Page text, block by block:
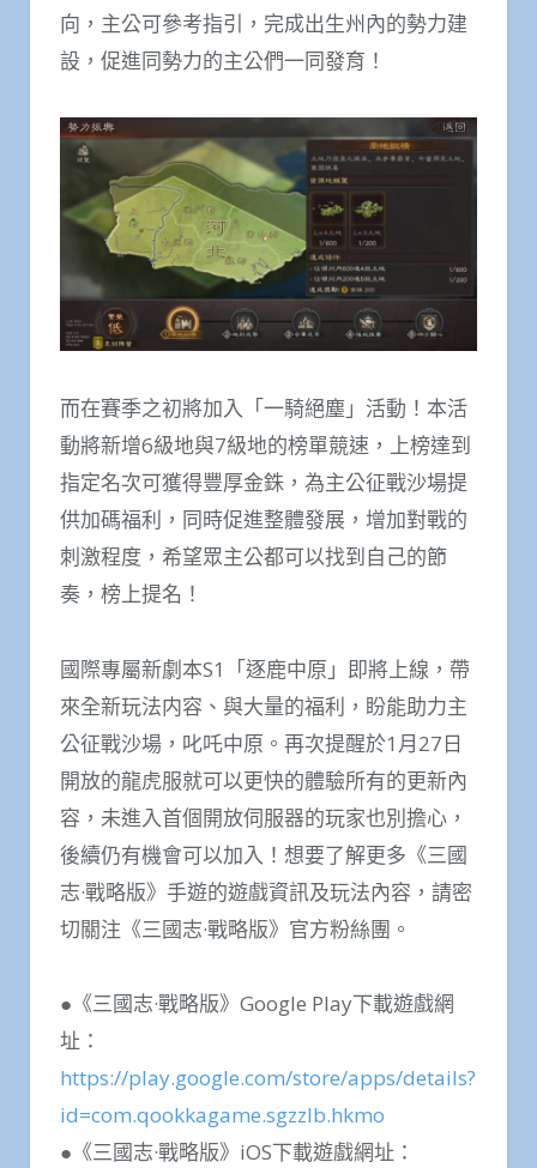
向，主公可參考指引，完成出生州內的勢力建
設，促進同勢力的主公們一同發育！
而在賽季之初將加入「一騎絕塵」活動！本活
動將新增6級地與7級地的榜單競速，上榜達到
指定名次可獲得豐厚金銖，為主公征戰沙場提
供加碼福利，同時促進整體發展，增加對戰的
刺激程度，希望眾主公都可以找到自己的節
奏，榜上提名！
國際專屬新劇本S1「逐鹿中原」即將上線，帶
來全新玩法内容、與大量的福利，盼能助力主
公征戰沙場，叱吒中原。再次提醒於1月27日
開放的龍虎服就可以更快的體驗所有的更新內
容，未進入首個開放伺服器的玩家也別擔心，
後續仍有機會可以加入！想要了解更多《三國
志·戰略版》手遊的遊戲資訊及玩法內容，請密
切關注《三國志·戰略版》官方粉絲團。
●《三國志·戰略版》Google Play下載遊戲網
址：
https://play.google.com/store/apps/details?
id=com.qookkagame.sgzzlb.hkmo
●《三國志·戰略版》iOS下載遊戲網址：